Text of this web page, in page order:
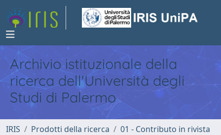
Archivio istituzionale della
ricerca dell'Università degli
Studi di Palermo
IRIS Prodotti della ricerca
01 - Contributo in rivista